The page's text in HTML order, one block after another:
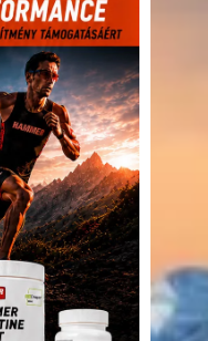
Babos
(143)Bécs(214)
(139)
Hosszú
(148)kajakkenu
(166)kézilabda
(148)
Team(132)Rali
(373)sport
(316)Szalay
utazás(126)
(129)vitorlázás
életmód